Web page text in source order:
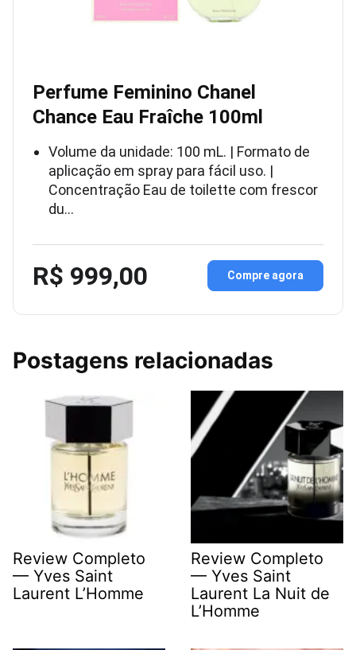
Perfume Feminino Chanel
Chance Eau Fraîche 100ml
Volume da unidade: 100 mL. | Formato de
aplicação em spray para fácil uso. |
Concentração Eau de toilette com frescor
du…
R$ 999,00 Compre agora
Postagens relacionadas
Review Completo
— Yves Saint
Laurent L’Homme
Review Completo
— Yves Saint
Laurent La Nuit de
L’Homme